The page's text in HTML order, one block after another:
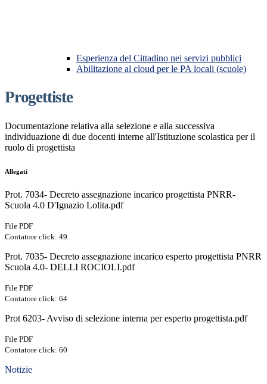
Esperienza del Cittadino nei servizi pubblici
Abilitazione al cloud per le PA locali (scuole)
Progettiste
Documentazione relativa alla selezione e alla successiva
individuazione di due docenti interne all'Istituzione scolastica per il
ruolo di progettista
Allegati
Prot. 7034- Decreto assegnazione incarico progettista PNRR-
Scuola 4.0 D'Ignazio Lolita.pdf
File PDF
Contatore click: 49
Prot. 7035- Decreto assegnazione incarico esperto progettista PNRR
Scuola 4.0- DELLI ROCIOLI.pdf
File PDF
Contatore click: 64
Prot 6203- Avviso di selezione interna per esperto progettista.pdf
File PDF
Contatore click: 60
Notizie